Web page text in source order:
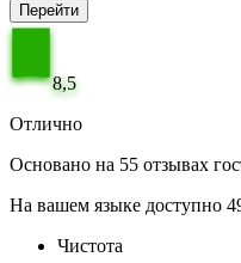
Перейти
8,5
Отлично
Основано на 55 отзывах
На вашем языке доступно
Чистота